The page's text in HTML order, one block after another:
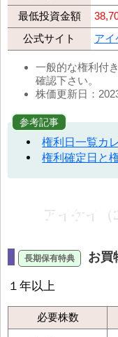
最低投資金額
公式サイト アイ
一般的な権利付
確認下さい。
株価更新日：
参考記事
権利日一覧カ
権利確定日と
アイケイ（
お買
１年以上
必要株数